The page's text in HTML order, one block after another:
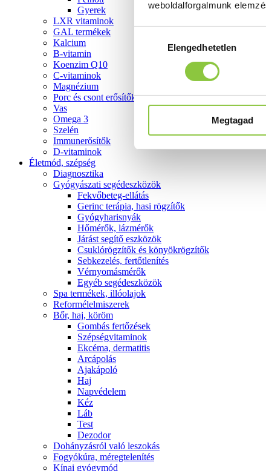
weboldalforgalmunk
kiválasztásaElengedhetetlen
Megtagad
Gyerek
LXR vitaminok
GAL termékek
Kalcium
B-vitamin
Koenzim Q10
C-vitaminok
Magnézium
Porc és csont erősítők
Vas
Omega 3
Szelén
Immunerősítők
D-vitaminok
Életmód, szépség
Diagnosztika
Gyógyászati segédeszközök
Fekvőbeteg-ellátás
Gerinc terápia, hasi rögzítők
Gyógyharisnyák
Hőmérők, lázmérők
Járást segítő eszközök
Csuklórögzítők és könyökrögzítők
Sebkezelés, fertőtlenítés
Vérnyomásmérők
Egyéb segédeszközök
Spa termékek, illóolajok
Reformélelmiszerek
Bőr, haj, köröm
Gombás fertőzések
Szépségvitaminok
Ekcéma, dermatitis
Arcápolás
Ajakápoló
Haj
Napvédelem
Kéz
Láb
Test
Dezodor
Dohányzásról való leszokás
Fogyókúra, méregtelenítés
Kínai gyógymód